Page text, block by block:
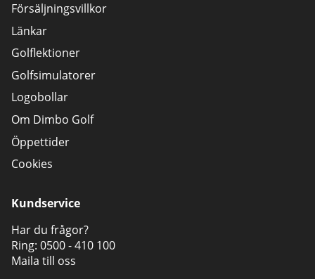
Försäljningsvillkor
Länkar
Golflektioner
Golfsimulatorer
Logobollar
Om Dimbo Golf
Öppettider
Cookies
Kundservice
Har du frågor?
Ring: 0500 - 410 100
Maila till oss